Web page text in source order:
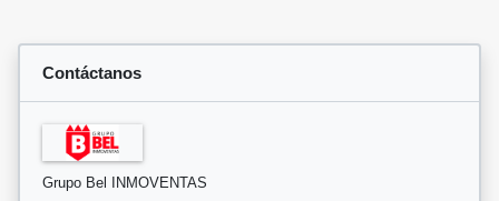
Contáctanos
Grupo Bel INMOVENTAS